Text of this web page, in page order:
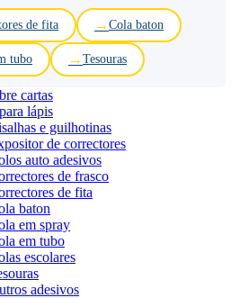
de fita Cola baton
tubo Tesouras
cartas
lápis
e guilhotinas
de correctores
auto adesivos
de frasco
de fita
baton
em spray
em tubo
escolares
adesivos